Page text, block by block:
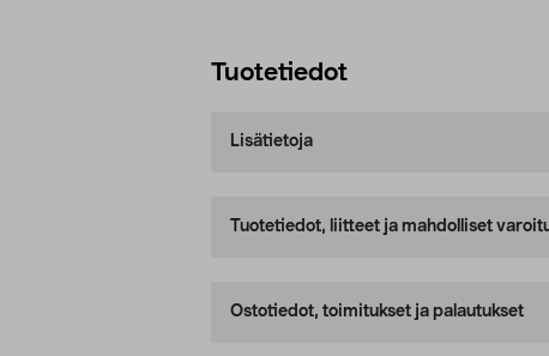
Tuotetiedot
Lisätietoja
Tuotetiedot, liitteet ja mahdolliset
Ostotiedot, toimitukset ja palautukset